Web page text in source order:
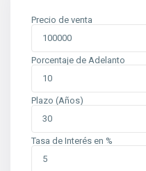
Precio de venta
Porcentaje de Adelanto
Plazo (Años)
Tasa de Interés en %
Contáctenos